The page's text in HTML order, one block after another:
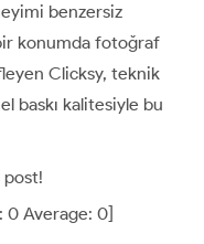
benzersiz
konumda fotoğraf
Clicksy, teknik
baskı kalitesiyle bu
0Average: 0]